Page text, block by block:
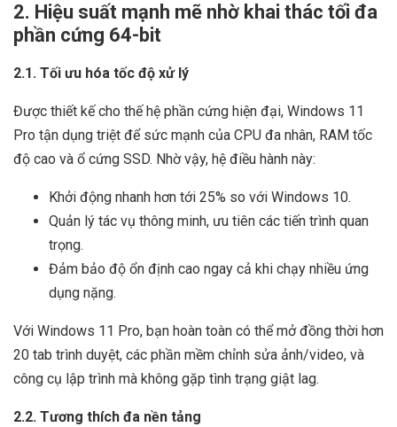
2. Hiệu suất mạnh mẽ nhờ khai thác tối đa
phần cứng 64-bit
2.1. Tối ưu hóa tốc độ xử lý
Được thiết kế cho thế hệ phần cứng hiện đại, Windows 11
Pro tận dụng triệt để sức mạnh của CPU đa nhân, RAM tốc
độ cao và ổ cứng SSD. Nhờ vậy, hệ điều hành này:
Khởi động nhanh hơn tới 25% so với Windows 10.
Quản lý tác vụ thông minh, ưu tiên các tiến trình quan
trọng.
Đảm bảo độ ổn định cao ngay cả khi chạy nhiều ứng
dụng nặng.
Với Windows 11 Pro, bạn hoàn toàn có thể mở đồng thời hơn
20 tab trình duyệt, các phần mềm chỉnh sửa ảnh/video, và
công cụ lập trình mà không gặp tình trạng giật lag.
2.2. Tương thích đa nền tảng